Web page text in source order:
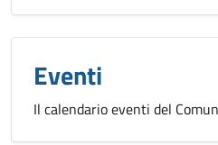
Eventi
Il calendario eventi del